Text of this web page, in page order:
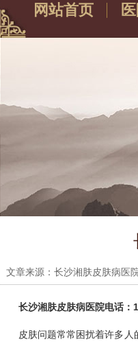
网站首页
文章来源：长沙湘肤皮肤病医
长沙湘肤皮肤病医院电话：
皮肤问题常常困扰着许多